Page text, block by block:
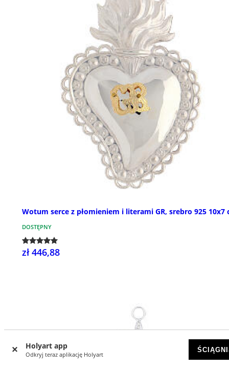
Holyart app
Odkryj teraz aplikację Holyart
Wotum serce z płomieniem i literami GR, srebro 925 10x7
DOSTĘPNY
zł 446,88